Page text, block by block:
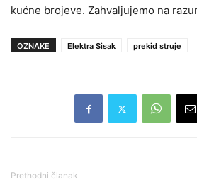
kućne brojeve. Zahvaljujemo na
OZNAKE Elektra Sisak prekid struje
Prethodni članak